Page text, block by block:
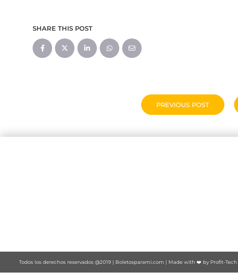
SHARE THIS POST
PREVIOUS POST
Todos los derechos reservados @2019 | Boletosparami.com | Made with ❤️ by Profit-Tech